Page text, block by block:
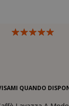
QUANDO